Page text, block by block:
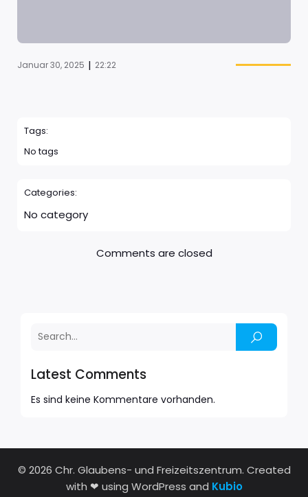
Latest Comments
Es sind keine Kommentare vorhanden.
Januar 30, 2025 | 22:22
Tags:
No tags
Categories:
No category
Comments are closed
© 2026 Chr. Glaubens- und Freizeitszentrum. Created
with ❤ using WordPress and Kubio